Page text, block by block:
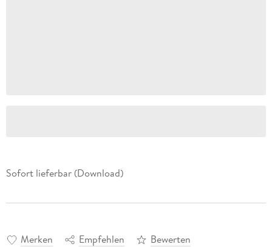
Sofort lieferbar (Download)
Merken Empfehlen Bewerten